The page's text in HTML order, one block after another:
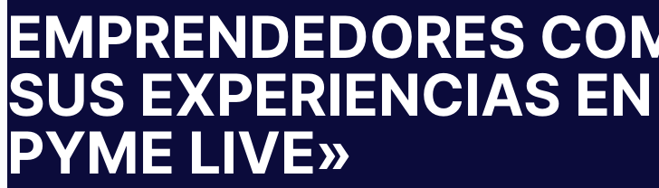
EMPRENDEDORES
SUS EXPERIENCIAS
PYME LIVE»